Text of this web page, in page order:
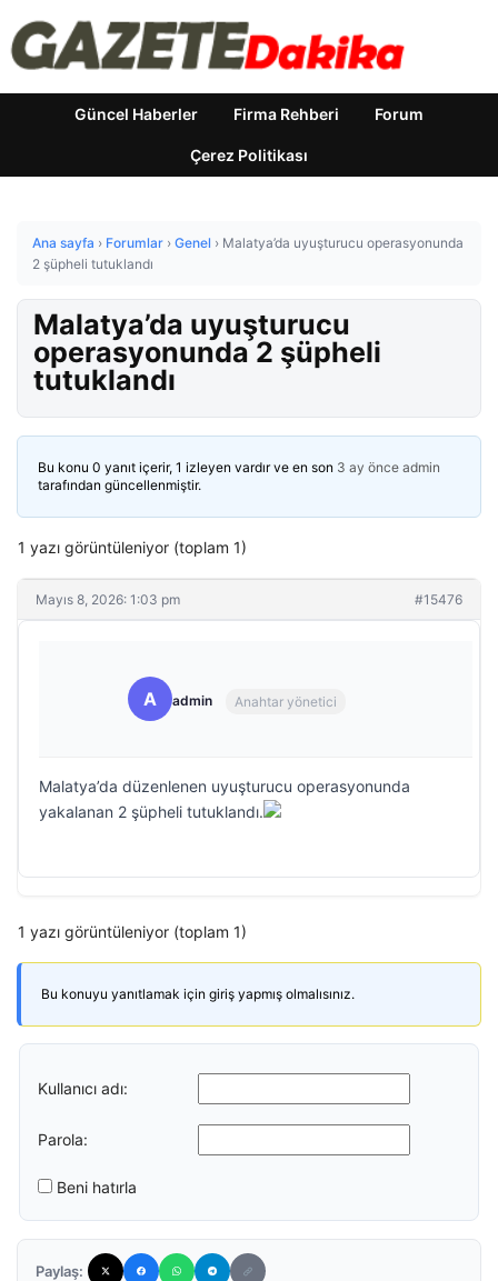
Güncel Haberler Firma Rehberi Forum
Çerez Politikası
Ana sayfa › Forumlar › Genel › Malatya’da uyuşturucu operasyonunda
2 şüpheli tutuklandı
Malatya’da uyuşturucu
operasyonunda 2 şüpheli
tutuklandı
Bu konu 0 yanıt içerir, 1 izleyen vardır ve en son 3 ay önce admin
tarafından güncellenmiştir.
1 yazı görüntüleniyor (toplam 1)
Mayıs 8, 2026: 1:03 pm #15476
A admin Anahtar yönetici
Malatya’da düzenlenen uyuşturucu operasyonunda
yakalanan 2 şüpheli tutuklandı.
1 yazı görüntüleniyor (toplam 1)
Bu konuyu yanıtlamak için giriş yapmış olmalısınız.
Kullanıcı adı:
Parola:
Beni hatırla
Paylaş: